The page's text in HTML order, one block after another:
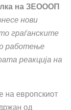
на ЗЕОООП
нови
граѓанските
работење
реакција на
на европскиот